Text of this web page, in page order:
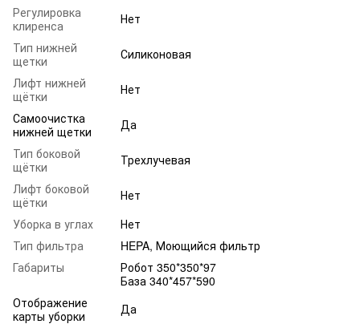
Регулировка
клиренса
Нет
Тип нижней
щетки
Силиконовая
Лифт нижней
щётки
Нет
Самоочистка
нижней щетки
Да
Тип боковой
щётки
Трехлучевая
Лифт боковой
щётки
Нет
Уборка в углах
Нет
Тип фильтра
HEPA, Моющийся фильтр
Габариты
Робот 350*350*97
База 340*457*590
Отображение
карты уборки
Да